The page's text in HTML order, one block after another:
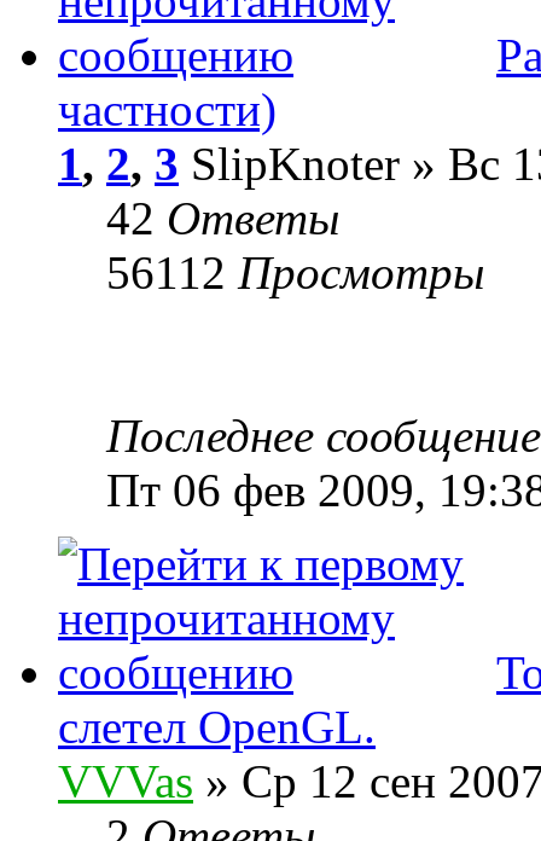
частности)
1, 2, 3 SlipKnoter » Вс
42 Ответы
56112 Просмотры
Последнее
Пт 06 фев 2009,
слетел OpenGL.
VVVas » Ср 12 сен